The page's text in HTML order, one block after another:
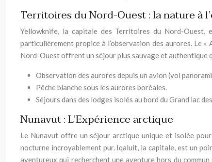
Territoires du Nord-Ouest : la nature à
Yellowknife, la capitale des Territoires du Nord-Ouest,
particulièrement propice à l’observation des aurores. Le
Nord-Ouest offrent un séjour plus sauvage et authentique
Observation des aurores depuis un avion (vol
Pêche blanche sous les aurores boréales.
Séjours dans des lodges isolés au bord du Grand lac
Nunavut : L’Expérience arctique
Le Nunavut offre un séjour arctique unique et isolée
nocturne incroyablement pur. Iqaluit, la capitale, est un
aventureux qui recherchent une aventure hors du